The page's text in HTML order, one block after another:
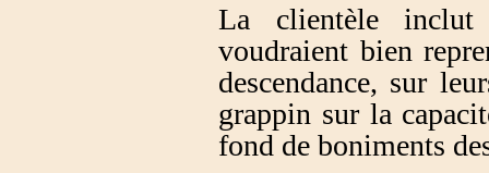
La clientèle inclut
voudraient bien
descendance, sur
grappin sur la
fond de boniments